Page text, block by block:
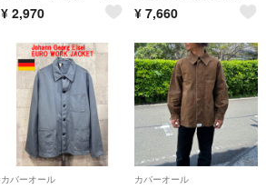
¥ 2,970 ¥ 7,660
カバーオール カバーオール